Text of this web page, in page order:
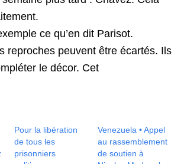
ce qu’en dit Parisot.
reproches peuvent être écartés. Ils
le décor. Cet
Pour la libération
de tous les
prisonniers
Venezuela • Appel
au rassemblement
de soutien à